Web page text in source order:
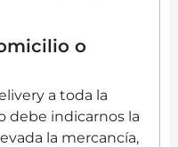
o
a toda la
debe indicarnos la
la mercancía,